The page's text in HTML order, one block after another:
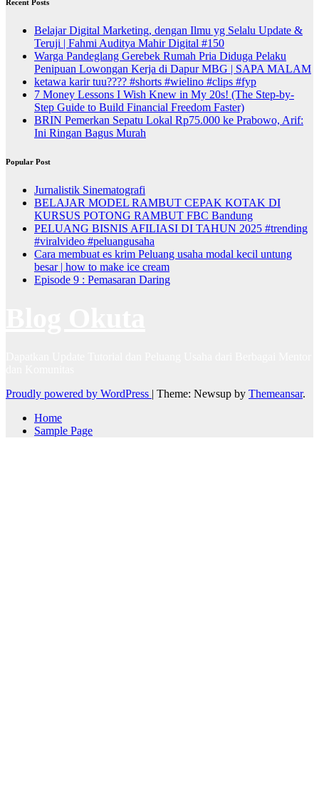
Recent Posts
Belajar Digital Marketing, dengan Ilmu yg Selalu Update &
Teruji | Fahmi Auditya Mahir Digital #150
Warga Pandeglang Gerebek Rumah Pria Diduga Pelaku
Penipuan Lowongan Kerja di Dapur MBG | SAPA MALAM
ketawa karir tuu???? #shorts #wielino #clips #fyp
7 Money Lessons I Wish Knew in My 20s! (The Step-by-
Step Guide to Build Financial Freedom Faster)
BRIN Pemerkan Sepatu Lokal Rp75.000 ke Prabowo, Arif:
Ini Ringan Bagus Murah
Popular Post
Jurnalistik Sinematografi
BELAJAR MODEL RAMBUT CEPAK KOTAK DI
KURSUS POTONG RAMBUT FBC Bandung
PELUANG BISNIS AFILIASI DI TAHUN 2025 #trending
#viralvideo #peluangusaha
Cara membuat es krim Peluang usaha modal kecil untung
besar | how to make ice cream
Episode 9 : Pemasaran Daring
Proudly powered by WordPress | Theme: Newsup by Themeansar.
Home
Sample Page